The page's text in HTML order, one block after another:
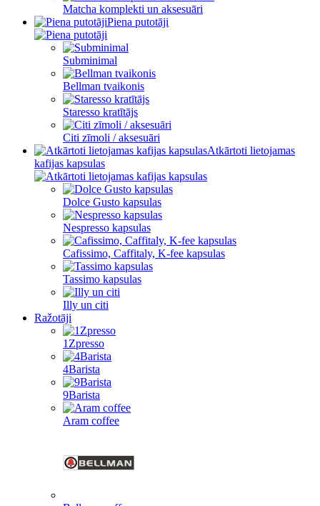
Matcha komplekti un aksesuāri
Piena putotāji
Subminimal
Bellman tvaikonis
Staresso kratītājs
Citi zīmoli / aksesuāri
Atkārtoti lietojamas
kafijas kapsulas
Dolce Gusto kapsulas
Nespresso kapsulas
Cafissimo, Caffitaly, K-fee kapsulas
Tassimo kapsulas
Illy un citi
Ražotāji
1Zpresso
4Barista
9Barista
Aram coffee